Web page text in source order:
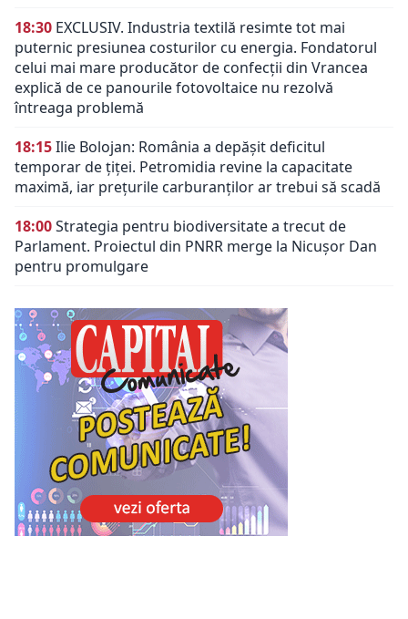
18:30 EXCLUSIV. Industria textilă resimte tot mai
puternic presiunea costurilor cu energia. Fondatorul
celui mai mare producător de confecții din Vrancea
explică de ce panourile fotovoltaice nu rezolvă
întreaga problemă
18:15Ilie Bolojan: România a depășit deficitul
temporar de țiței. Petromidia revine la capacitate
maximă, iar prețurile carburanților ar trebui să scadă
18:00Strategia pentru biodiversitate a trecut de
Parlament. Proiectul din PNRR merge la Nicușor Dan
pentru promulgare